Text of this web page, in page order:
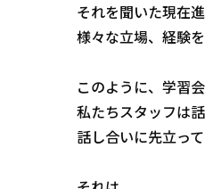
それを聞いた現在
様々な立場、経験
このように、学習
私たちスタッフは
話し合いに先立っ